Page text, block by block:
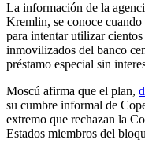
La información de la
Kremlin, se conoce cuando
para intentar utilizar
inmovilizados del banco
préstamo especial sin
Moscú afirma que el plan,
su cumbre informal de
extremo que rechazan la
Estados miembros del